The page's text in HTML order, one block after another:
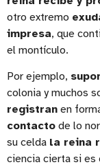
otro extremo
impresa, que
el montículo.
Por ejemplo,
colonia y muchos
registran en
contacto de lo
su celda la reina
ciencia cierta si es